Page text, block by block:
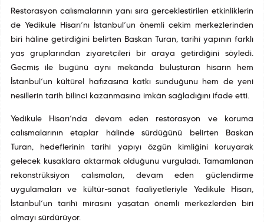
Restorasyon çalışmalarının yanı sıra gerçekleştirilen etkinliklerin
de Yedikule Hisarı’nı İstanbul’un önemli çekim merkezlerinden
biri hâline getirdiğini belirten Başkan Turan, tarihî yapının farklı
yaş gruplarından ziyaretçileri bir araya getirdiğini söyledi.
Geçmiş ile bugünü aynı mekânda buluşturan hisarın hem
İstanbul’un kültürel hafızasına katkı sunduğunu hem de yeni
nesillerin tarih bilinci kazanmasına imkân sağladığını ifade etti.
Yedikule Hisarı’nda devam eden restorasyon ve koruma
çalışmalarının etaplar hâlinde sürdüğünü belirten Başkan
Turan, hedeflerinin tarihî yapıyı özgün kimliğini koruyarak
gelecek kuşaklara aktarmak olduğunu vurguladı. Tamamlanan
rekonstrüksiyon çalışmaları, devam eden güçlendirme
uygulamaları ve kültür-sanat faaliyetleriyle Yedikule Hisarı,
İstanbul’un tarihî mirasını yaşatan önemli merkezlerden biri
olmayı sürdürüyor.